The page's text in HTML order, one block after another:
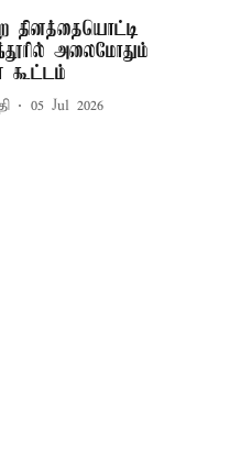
தினத்தையொட்டி
அலைமோதும்
கூட்டம்
05 Jul 2026